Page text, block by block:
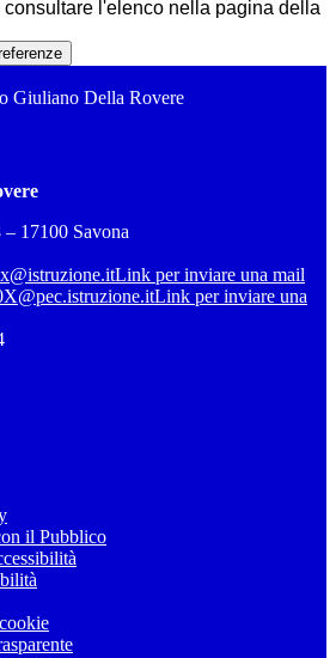
l'elenco nella pagina della
Giuliano Della Rovere
17100 Savona
Link per inviare una mail
Link per inviare una
il Pubblico